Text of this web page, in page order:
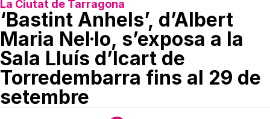
La Ciutat de Tarragona
‘Bastint Anhels’, d’Albert
Maria Nel·lo, s’exposa a la
Sala Lluís d’Icart de
Torredembarra fins al 29 de
setembre